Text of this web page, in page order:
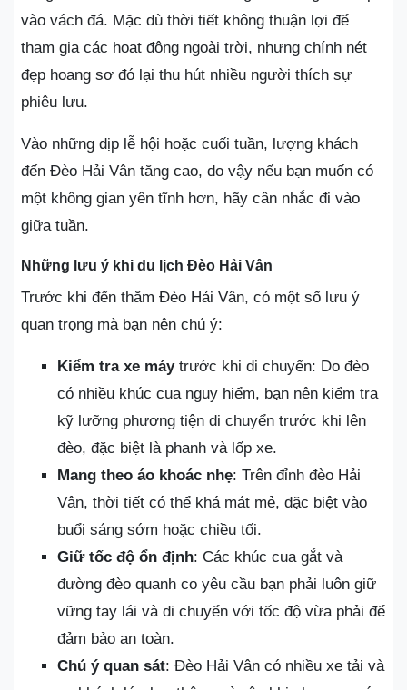
vào vách đá. Mặc dù thời tiết không thuận lợi để
tham gia các hoạt động ngoài trời, nhưng chính nét
đẹp hoang sơ đó lại thu hút nhiều người thích sự
phiêu lưu.
Vào những dịp lễ hội hoặc cuối tuần, lượng khách
đến Đèo Hải Vân tăng cao, do vậy nếu bạn muốn có
một không gian yên tĩnh hơn, hãy cân nhắc đi vào
giữa tuần.
Những lưu ý khi du lịch Đèo Hải Vân
Trước khi đến thăm Đèo Hải Vân, có một số lưu ý
quan trọng mà bạn nên chú ý:
Kiểm tra xe máytrước khi di chuyển: Do đèo
có nhiều khúc cua nguy hiểm, bạn nên kiểm tra
kỹ lưỡng phương tiện di chuyển trước khi lên
đèo, đặc biệt là phanh và lốp xe.
Mang theo áo khoác nhẹ: Trên đỉnh đèo Hải
Vân, thời tiết có thể khá mát mẻ, đặc biệt vào
buổi sáng sớm hoặc chiều tối.
Giữ tốc độ ổn định: Các khúc cua gắt và
đường đèo quanh co yêu cầu bạn phải luôn giữ
vững tay lái và di chuyển với tốc độ vừa phải để
đảm bảo an toàn.
Chú ý quan sát: Đèo Hải Vân có nhiều xe tải và